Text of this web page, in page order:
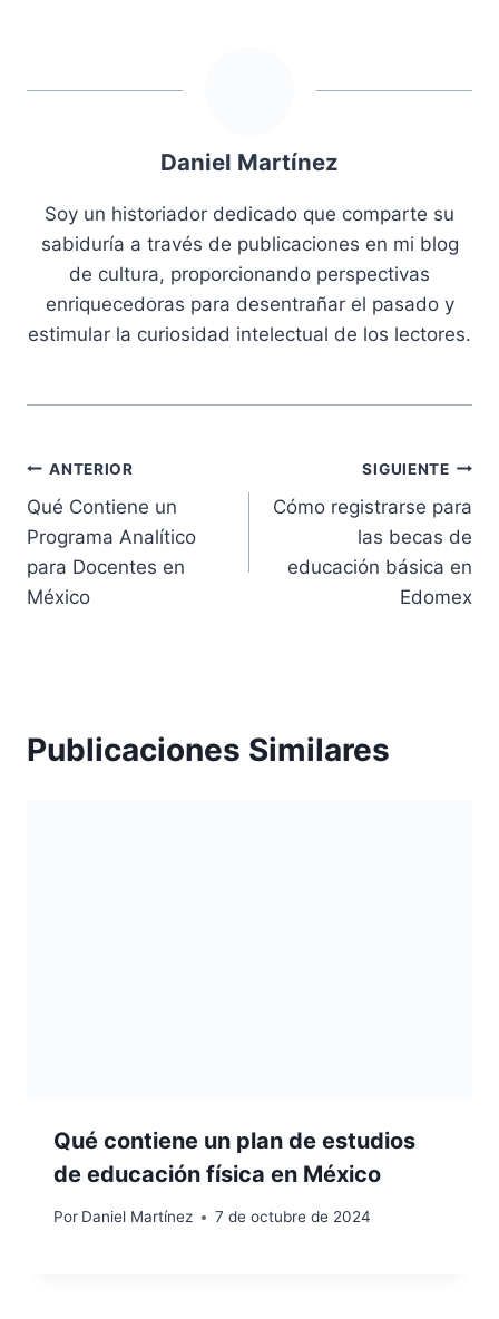
Daniel Martínez
Soy un historiador dedicado que comparte su
sabiduría a través de publicaciones en mi blog
de cultura, proporcionando perspectivas
enriquecedoras para desentrañar el pasado y
estimular la curiosidad intelectual de los lectores.
Navegación
de
entradas
ANTERIOR
Qué Contiene un
Programa Analítico
para Docentes en
México
SIGUIENTE
Cómo registrarse para
las becas de
educación básica en
Edomex
Publicaciones Similares
Qué contiene un plan de estudios
de educación física en México
Por Daniel Martínez 7 de octubre de 2024